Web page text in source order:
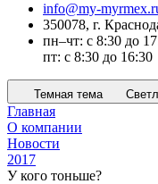
info@my-
350078, г.
пн–чт: с 8:30 до
пт: с 8:30 до 16:30
Темная тема
Главная
О компании
Новости
2017
У кого тоньше?